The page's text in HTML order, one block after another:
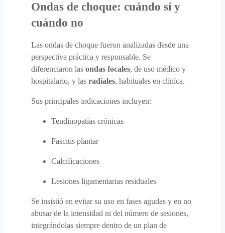
Ondas de choque: cuándo sí y
cuándo no
Las ondas de choque fueron analizadas desde una
perspectiva práctica y responsable. Se
diferenciaron las ondas focales, de uso médico y
hospitalario, y las radiales, habituales en clínica.
Sus principales indicaciones incluyen:
Tendinopatías crónicas
Fascitis plantar
Calcificaciones
Lesiones ligamentarias residuales
Se insistió en evitar su uso en fases agudas y en no
abusar de la intensidad ni del número de sesiones,
integrándolas siempre dentro de un plan de